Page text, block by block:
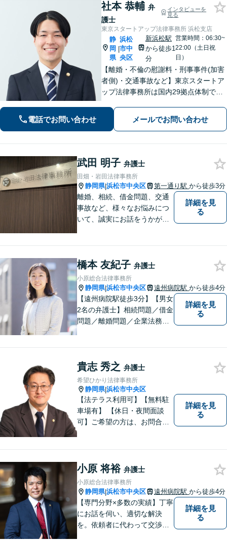
社本 恭輔 弁
護士
インタビューを
見る
東京スタートアップ法律事務所 浜松支店
静
岡
県
|
浜松
市中
央区
新浜松駅
から徒歩1
分
営業時間：06:30~
22:00（土日祝
日）
【離婚・不倫の慰謝料・刑事事件(加害
者側)・交通事故など】東京スタートア
ップ法律事務所は国内29拠点体制で全
対応(法律相談は完全予約制)】各分野で
専門性の高い弁護士が寄り添い解決を
電話でお問い合わせ メールでお問い合わせ
武田 明子 弁護士
田畑・岩田法律事務所
静岡県|浜松市中央区 第一通り駅 から徒歩3分
離婚、相続、借金問題、交通
事故など、様々なお悩みにつ
いて、誠実にお話をうかが
詳細を見
る
橋本 友紀子 弁護士
小原総合法律事務所
静岡県|浜松市中央区 遠州病院駅 から徒歩4分
【遠州病院駅徒歩3分】【男女
2名の弁護士】相続問題／借金
問題／離婚問題／企業法務な
詳細を見
る
貴志 秀之 弁護士
希望ひかり法律事務所
静岡県|浜松市中央区
【法テラス利用可】【無料駐
車場有】 【休日・夜間面談
可】ご希望の方は、お問合せ
詳細を見
る
小原 将裕 弁護士
小原総合法律事務所
静岡県|浜松市中央区 遠州病院駅 から徒歩4分
【専門分野×多数の実績】丁寧
にお話を伺い、適切な解決
を。依頼者に代わって交渉・
詳細を見
る